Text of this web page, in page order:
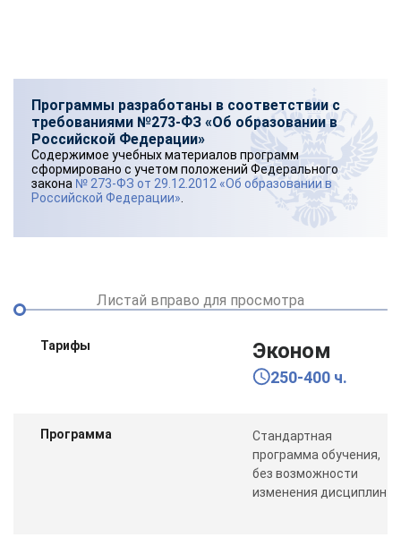
Программы разработаны в соответствии с
требованиями №273-ФЗ «Об образовании в
Российской Федерации»
Содержимое учебных материалов программ
сформировано с учетом положений Федерального
закона № 273-ФЗ от 29.12.2012 «Об образовании в
Российской Федерации»
Листай вправо для просмотра
Тарифы Эконом
250-400 ч.
Программа
Стандартная
программа обучения,
без возможности
изменения дисциплин